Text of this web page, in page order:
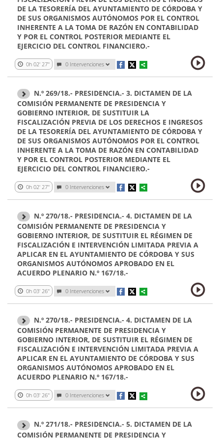
DE LA TESORERÍA DEL AYUNTAMIENTO DE CÓRDOBA Y
DE SUS ORGANISMOS AUTÓNOMOS POR EL CONTROL
INHERENTE A LA TOMA DE RAZÓN EN CONTABILIDAD
Y POR EL CONTROL POSTERIOR MEDIANTE EL
EJERCICIO DEL CONTROL FINANCIERO.-
0h 02' 27'' 0 Intervenciones
N.º 269/18.- PRESIDENCIA.- 3. DICTAMEN DE LA
COMISIÓN PERMANENTE DE PRESIDENCIA Y
GOBIERNO INTERIOR, DE SUSTITUIR LA
FISCALIZACIÓN PREVIA DE LOS DERECHOS E INGRESOS
DE LA TESORERÍA DEL AYUNTAMIENTO DE CÓRDOBA Y
DE SUS ORGANISMOS AUTÓNOMOS POR EL CONTROL
INHERENTE A LA TOMA DE RAZÓN EN CONTABILIDAD
Y POR EL CONTROL POSTERIOR MEDIANTE EL
EJERCICIO DEL CONTROL FINANCIERO.-
0h 02' 27'' 0 Intervenciones
N.º 270/18.- PRESIDENCIA.- 4. DICTAMEN DE LA
COMISIÓN PERMANENTE DE PRESIDENCIA Y
GOBIERNO INTERIOR, DE SUSTITUIR EL RÉGIMEN DE
FISCALIZACIÓN E INTERVENCIÓN LIMITADA PREVIA A
APLICAR EN EL AYUNTAMIENTO DE CÓRDOBA Y SUS
ORGANISMOS AUTÓNOMOS APROBADO EN EL
ACUERDO PLENARIO N.º 167/18.-
0h 03' 26'' 0 Intervenciones
N.º 270/18.- PRESIDENCIA.- 4. DICTAMEN DE LA
COMISIÓN PERMANENTE DE PRESIDENCIA Y
GOBIERNO INTERIOR, DE SUSTITUIR EL RÉGIMEN DE
FISCALIZACIÓN E INTERVENCIÓN LIMITADA PREVIA A
APLICAR EN EL AYUNTAMIENTO DE CÓRDOBA Y SUS
ORGANISMOS AUTÓNOMOS APROBADO EN EL
ACUERDO PLENARIO N.º 167/18.-
0h 03' 26'' 0 Intervenciones
N.º 271/18.- PRESIDENCIA.- 5. DICTAMEN DE LA
COMISIÓN PERMANENTE DE PRESIDENCIA Y